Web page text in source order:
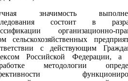
значимость
состоит в
организационно-
сельскохозяйственных
с действующим
Российской Федерации, а
методологии